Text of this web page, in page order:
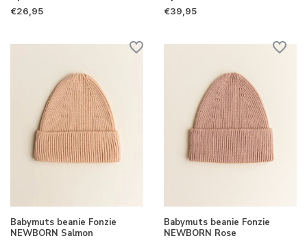
€26,95
€39,95
Babymuts beanie Fonzie
NEWBORN Salmon
Babymuts beanie Fonzie
NEWBORN Rose